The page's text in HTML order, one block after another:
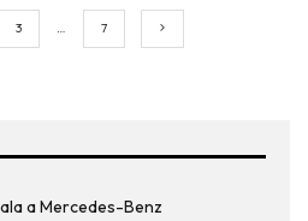
3 7
a Mercedes-Benz